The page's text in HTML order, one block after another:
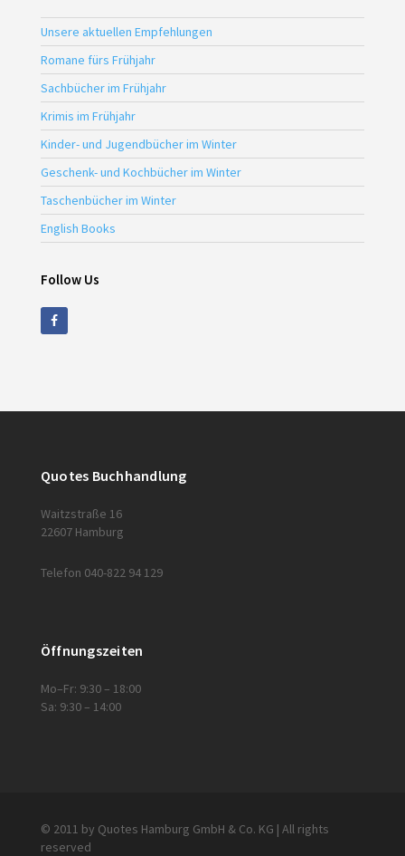
Unsere aktuellen Empfehlungen
Romane fürs Frühjahr
Sachbücher im Frühjahr
Krimis im Frühjahr
Kinder- und Jugendbücher im Winter
Geschenk- und Kochbücher im Winter
Taschenbücher im Winter
English Books
Follow Us
Quotes Buchhandlung
Waitzstraße 16
22607 Hamburg
Telefon 040-822 94 129
Öffnungszeiten
Mo–Fr: 9:30 – 18:00
Sa: 9:30 – 14:00
© 2011 by Quotes Hamburg GmbH & Co. KG | All rights
reserved